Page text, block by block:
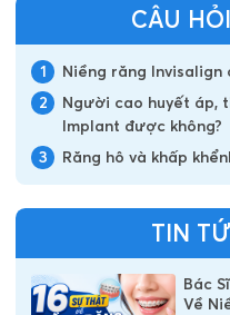
CÂU
1
Niềng răng Invisalign
2
Người cao huyết áp,
Implant được không?
3
Răng hô và khấp
TIN
Bác
Về